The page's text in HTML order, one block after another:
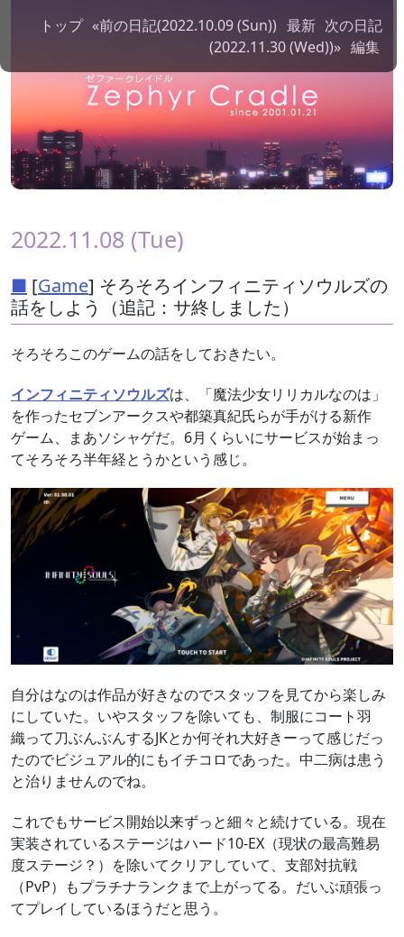
トップ «前の日記(2022.10.09 (Sun)) 最新 次の日記
(2022.11.30 (Wed))» 編集
2022.11.08 (Tue)
■ [Game] そろそろインフィニティソウルズの
話をしよう（追記：サ終しました）
そろそろこのゲームの話をしておきたい。
インフィニティソウルズは、「魔法少女リリカルなのは」
を作ったセブンアークスや都築真紀氏らが手がける新作
ゲーム、まあソシャゲだ。6月くらいにサービスが始まっ
てそろそろ半年経とうかという感じ。
自分はなのは作品が好きなのでスタッフを見てから楽しみ
にしていた。いやスタッフを除いても、制服にコート羽
織って刀ぶんぶんするJKとか何それ大好きーって感じだっ
たのでビジュアル的にもイチコロであった。中二病は患う
と治りませんのでね。
これでもサービス開始以来ずっと細々と続けている。現在
実装されているステージはハード10-EX（現状の最高難易
度ステージ？）を除いてクリアしていて、支部対抗戦
（PvP）もプラチナランクまで上がってる。だいぶ頑張っ
てプレイしているほうだと思う。